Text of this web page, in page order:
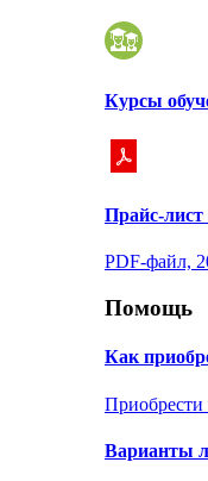
Курсы
Прайс-
PDF-файл,
Помощь
Как
Приобрести
Варианты